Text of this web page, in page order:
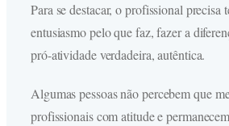
Para se destacar, o profissional precisa
entusiasmo pelo que faz, fazer a
pró-atividade verdadeira, autêntica.
Algumas pessoas não percebem que
profissionais com atitude e